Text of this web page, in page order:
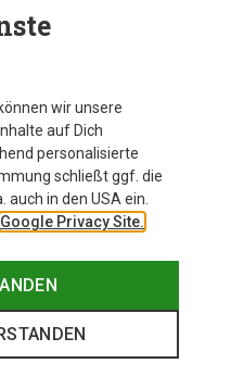
€
wir unsere
auf Dich
personalisierte
schließt ggf. die
in den USA ein.
Google Privacy Site.